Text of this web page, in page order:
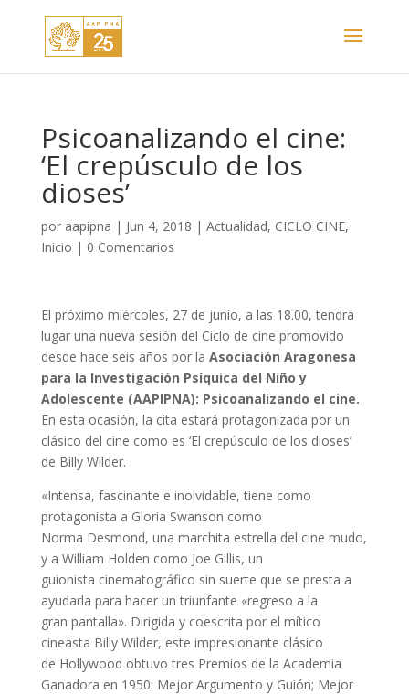
Psicoanalizando el cine:
‘El crepúsculo de los
dioses’
por aapipna | Jun 4, 2018 | Actualidad, CICLO CINE,
Inicio | 0 Comentarios
El próximo miércoles, 27 de junio, a las 18.00, tendrá
lugar una nueva sesión del Ciclo de cine promovido
desde hace seis años por la Asociación Aragonesa
para la Investigación Psíquica del Niño y
Adolescente (AAPIPNA): Psicoanalizando el cine.
En esta ocasión, la cita estará protagonizada por un
clásico del cine como es ‘El crepúsculo de los dioses’
de Billy Wilder.
«Intensa, fascinante e inolvidable, tiene como
protagonista a Gloria Swanson como
Norma Desmond, una marchita estrella del cine mudo,
y a William Holden como Joe Gillis, un
guionista cinematográfico sin suerte que se presta a
ayudarla para hacer un triunfante «regreso a la
gran pantalla». Dirigida y coescrita por el mítico
cineasta Billy Wilder, este impresionante clásico
de Hollywood obtuvo tres Premios de la Academia
Ganadora en 1950: Mejor Argumento y Guión; Mejor